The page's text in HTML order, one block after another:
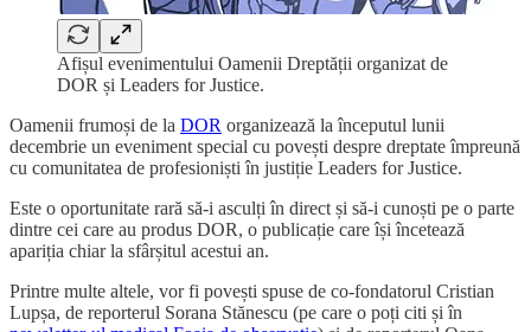
Afișul evenimentului Oamenii Dreptății organizat de
DOR și Leaders for Justice.
Oamenii frumoși de la DOR organizează la începutul lunii
decembrie un eveniment special cu povești despre dreptate împreună
cu comunitatea de profesioniști în justiție Leaders for Justice.
Este o oportunitate rară să-i asculți în direct și să-i cunoști pe o parte
dintre cei care au produs DOR, o publicație care își încetează
apariția chiar la sfârșitul acestui an.
Printre multe altele, vor fi povești spuse de co-fondatorul Cristian
Lupșa, de reporterul Sorana Stănescu (pe care o poți citi și în